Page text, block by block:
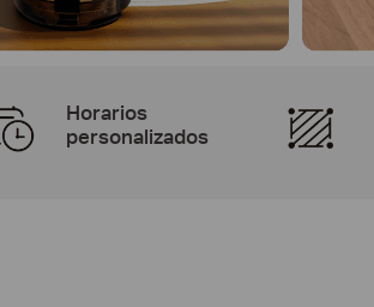
Horarios
personalizados